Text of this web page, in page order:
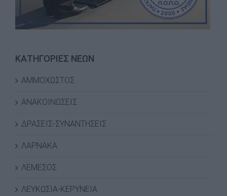
ΚΑΤΗΓΟΡΙΕΣ ΝΕΩΝ
ΑΜΜΟΧΩΣΤΟΣ
ΑΝΑΚΟΙΝΩΣΕΙΣ
ΔΡΑΣΕΙΣ-ΣΥΝΑΝΤΗΣΕΙΣ
ΛΑΡΝΑΚΑ
ΛΕΜΕΣΟΣ
ΛΕΥΚΩΣΙΑ-ΚΕΡΥΝΕΙΑ